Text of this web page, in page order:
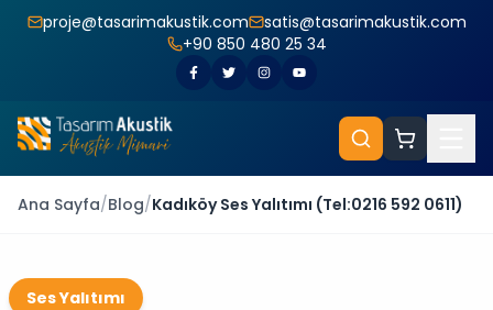
proje@tasarimakustik.com
satis@tasarimakustik.com
+90 850 480 25 34
Ana Sayfa/Blog/Kadıköy Ses Yalıtımı (Tel:0216 592 0611)
Ses Yalıtımı